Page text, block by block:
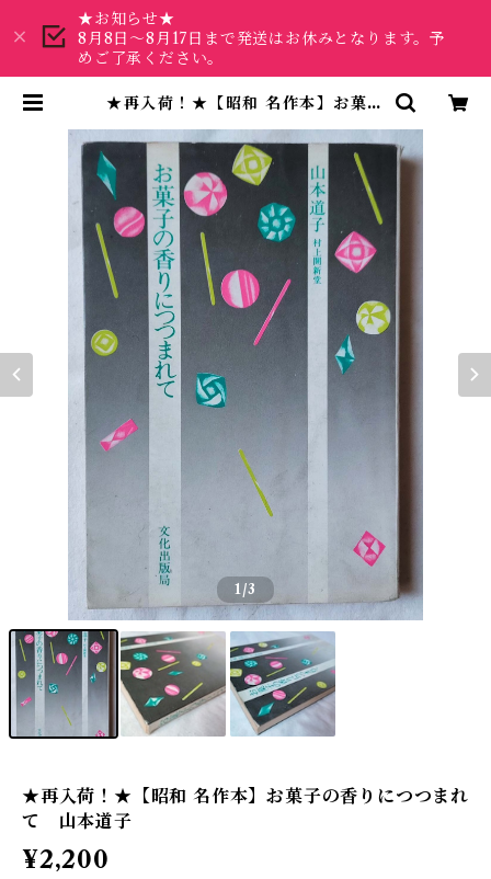
★お知らせ★
8月8日～8月17日まで発送はお休みとなります。予
めご了承ください。
★再入荷！★【昭和 名作本】お菓子
和レトロな雑貨と本屋
1/3
★再入荷！★【昭和 名作本】お菓子の香りにつつまれ
て 山本道子
¥2,200